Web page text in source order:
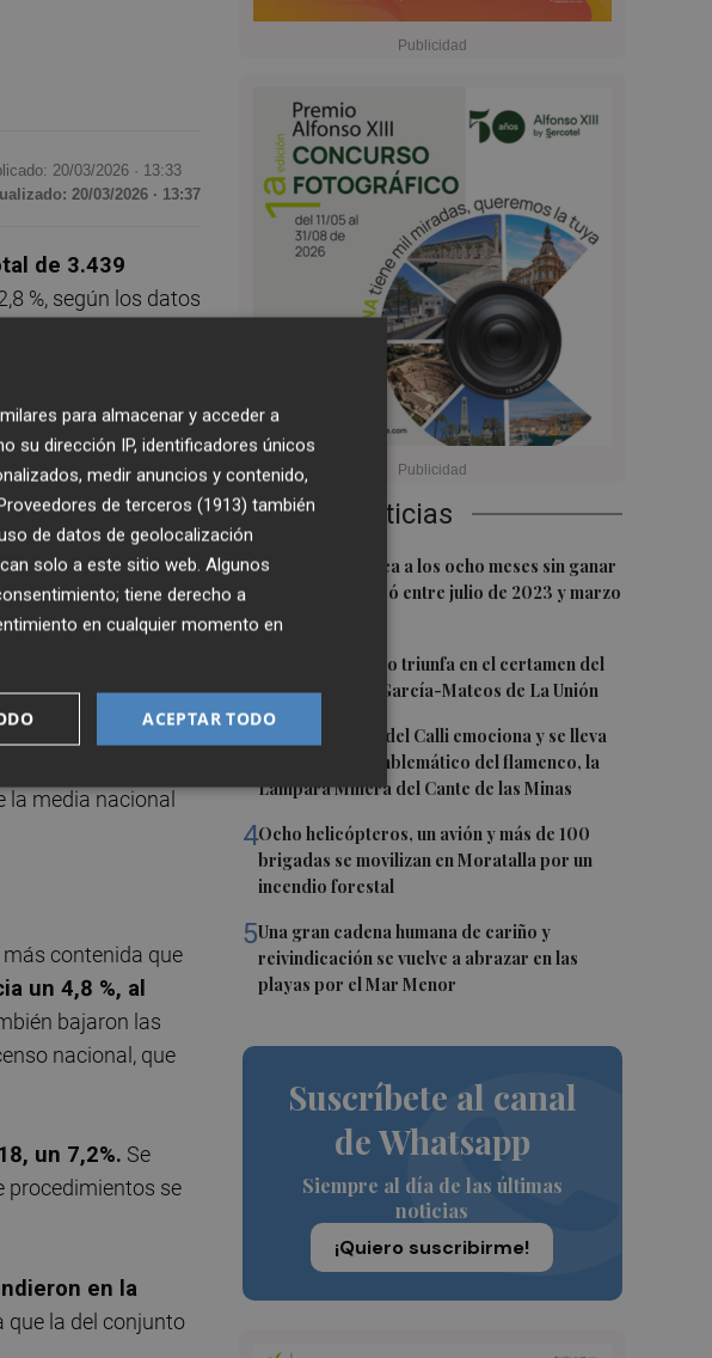
Últimas Noticias
1Alcaraz se acerca a los ocho meses sin ganar
un título que pasó entre julio de 2023 y marzo
de 2024
El cubano Papillo triunfa en el certamen del
Trovo Pascual García-Mateos de La Unión
3 El cantaor Rafa del Calli emociona y se lleva
el trofeo más emblemático del flamenco, la
Lámpara Minera del Cante de las Minas
4Ocho helicópteros, un avión y más de 100
brigadas se movilizan en Moratalla por un
incendio forestal
5Una gran cadena humana de cariño y
reivindicación se vuelve a abrazar en las
playas por el Mar Menor
Suscríbete al canal
de Whatsapp
Siempre al día de las últimas
noticias
¡Quiero suscribirme!
20/03/2026 · 13:33
20/03/2026 · 13:37
de 3.439
%, según los datos
de Estadística
nacional, donde
por cada
con 198.
naturales no
%. A escala
el ranking
de 152 a 191,
la media nacional
contenida que
un 4,8 %, al
bajaron las
nacional, que
un 7,2%. Se
procedimientos se
en la
que la del conjunto
para almacenar y acceder a
su dirección IP, identificadores únicos
medir anuncios y contenido,
de terceros (1913) también
de datos de geolocalización
solo a este sitio web. Algunos
tiene derecho a
en cualquier momento en
ACEPTAR TODO